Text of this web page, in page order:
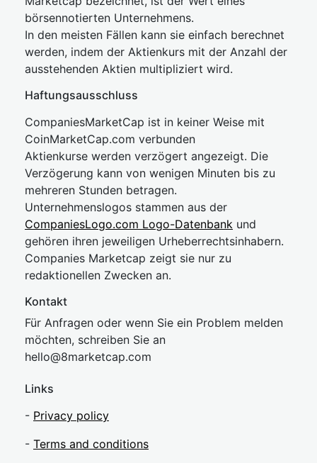
börsennotierten Unternehmens.
In den meisten Fällen kann sie einfach berechnet
werden, indem der Aktienkurs mit der Anzahl der
ausstehenden Aktien multipliziert wird.
Haftungsausschluss
CompaniesMarketCap ist in keiner Weise mit
CoinMarketCap.com verbunden
Aktienkurse werden verzögert angezeigt. Die
Verzögerung kann von wenigen Minuten bis zu
mehreren Stunden betragen.
Unternehmenslogos stammen aus der
CompaniesLogo.com Logo-Datenbank und
gehören ihren jeweiligen Urheberrechtsinhabern.
Companies Marketcap zeigt sie nur zu
redaktionellen Zwecken an.
Kontakt
Für Anfragen oder wenn Sie ein Problem melden
möchten, schreiben Sie an
hello@8marketcap.com
Links
- Privacy policy
- Terms and conditions